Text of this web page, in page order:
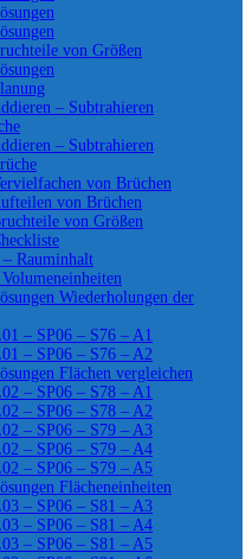
von Größen
– Subtrahieren
– Subtrahieren
von Brüchen
von Brüchen
von Größen
Rauminhalt
Wiederholungen der
– SP06 – S76 – A1
– SP06 – S76 – A2
Flächen vergleichen
– SP06 – S78 – A1
– SP06 – S78 – A2
– SP06 – S79 – A3
– SP06 – S79 – A4
– SP06 – S79 – A5
Flächeneinheiten
– SP06 – S81 – A3
– SP06 – S81 – A4
– SP06 – S81 – A5